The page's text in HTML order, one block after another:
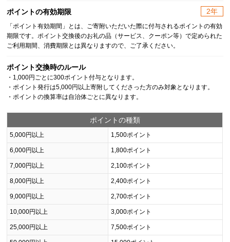
ポイントの有効期限 2年
「ポイント有効期間」とは、ご寄附いただいた際に付与されるポイントの有効
期限です。ポイント交換後のお礼の品（サービス、クーポン等）で定められた
ご利用期間、消費期限とは異なりますので、ご了承ください。
ポイント交換時のルール
・1,000円ごとに300ポイント付与となります。
・ポイント発行は5,000円以上寄附してくださった方のみ対象となります。
・ポイントの換算率は自治体ごとに異なります。
ポイントの種類
5,000円以上 1,500ポイント
6,000円以上 1,800ポイント
7,000円以上 2,100ポイント
8,000円以上 2,400ポイント
9,000円以上 2,700ポイント
10,000円以上 3,000ポイント
25,000円以上 7,500ポイント